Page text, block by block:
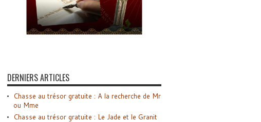
DERNIERS ARTICLES
Chasse au trésor gratuite : A la recherche de Mr
ou Mme
Chasse au trésor gratuite : Le Jade et le Granit